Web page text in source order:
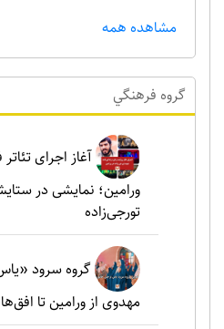
مشاهده همه
گروه فرهنگي
آغاز اجرای
ورامین؛ نمایشی در
تورجی‌زاده
گروه سرود
مهدوی از ورامین تا